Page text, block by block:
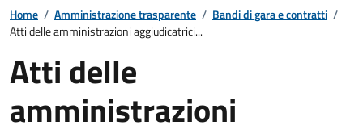
Home / Amministrazione trasparente / Bandi di gara e contratti /
Atti delle amministrazioni aggiudicatrici...
Atti delle
amministrazioni